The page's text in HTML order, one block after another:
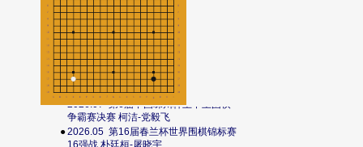
月度最佳棋局：
●
2026.07
第6届中国嵊州杯王中王围棋
争霸赛决赛 柯洁-党毅飞
2026.05 第16届春兰杯世界围棋锦标赛
16强战 朴廷桓-屠晓宇